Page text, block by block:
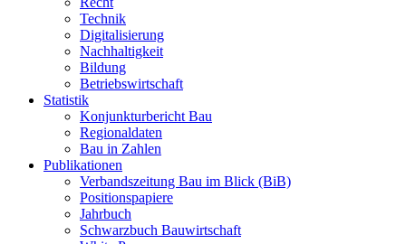
Technik
Digitalisierung
Nachhaltigkeit
Bildung
Betriebswirtschaft
Statistik
Konjunkturbericht Bau
Regionaldaten
Bau in Zahlen
Publikationen
Verbandszeitung Bau im Blick (BiB)
Positionspapiere
Jahrbuch
Schwarzbuch Bauwirtschaft